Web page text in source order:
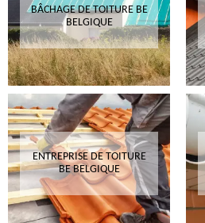
BÂCHAGE DE TOITURE BE
BELGIQUE
ENTREPRISE DE TOITURE
BE BELGIQUE